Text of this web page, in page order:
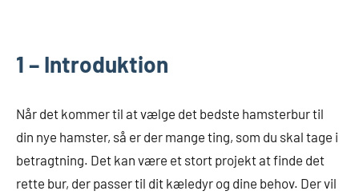
1 – Introduktion
Når det kommer til at vælge det bedste hamsterbur til
din nye hamster, så er der mange ting, som du skal tage i
betragtning. Det kan være et stort projekt at finde det
rette bur, der passer til dit kæledyr og dine behov. Der vil